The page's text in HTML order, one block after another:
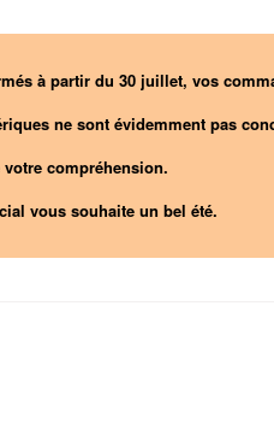
à partir du 30 juillet, vos
ne sont évidemment pas
compréhension.
vous souhaite un bel été.